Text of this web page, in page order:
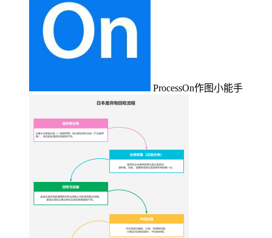
ProcessOn作图小能手